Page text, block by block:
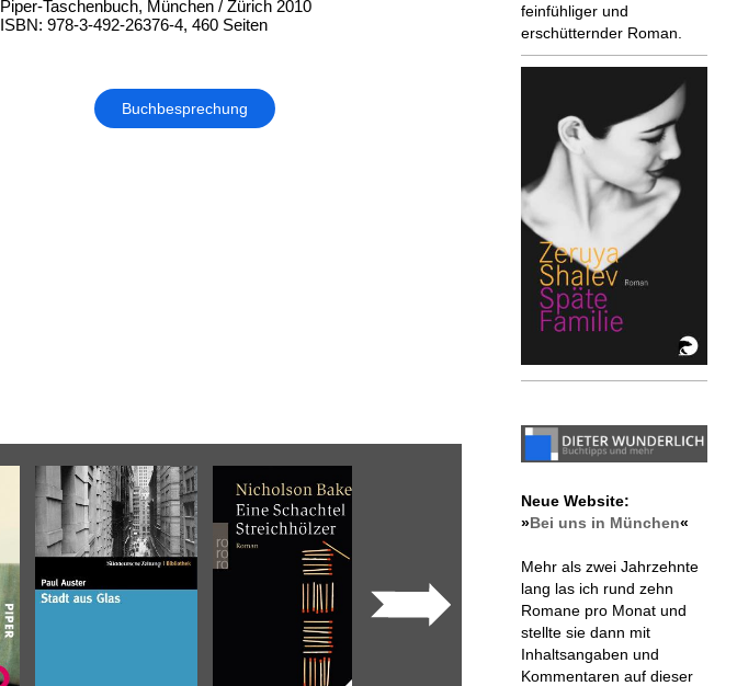
Piper-Taschenbuch, München / Zürich 2010
ISBN: 978-3-492-26376-4, 460 Seiten
Buchbesprechung
feinfühliger und
erschütternder Roman.
Neue Website:
»Bei uns in München«
Mehr als zwei Jahrzehnte
lang las ich rund zehn
Romane pro Monat und
stellte sie dann mit
Inhaltsangaben und
Kommentaren auf dieser